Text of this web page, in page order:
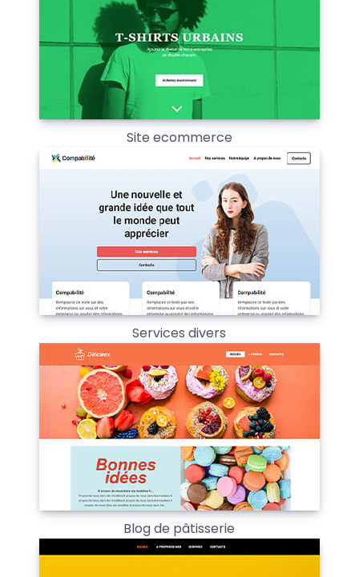
Site ecommerce
Services divers
Blog de pâtisserie